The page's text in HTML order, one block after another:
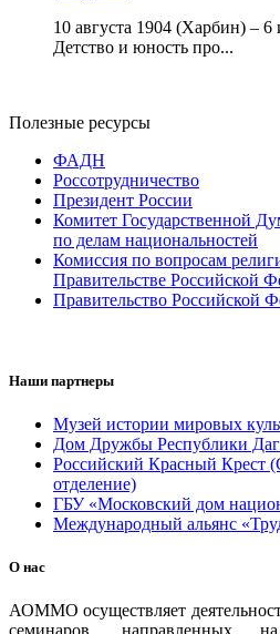
10 августа 1904 (Харбин) –
Детство и юность про...
Полезные ресурсы
ФАДН
Россотрудничество
Президент России
Комитет Государственной
по делам национальностей
Комиссия по вопросам
Правительстве Российской
Правительство Российской
Наши партнеры
Музей истории мировых
Дом Дружбы Республики
Российский Красный Крест
отделение)
ГБУ «Московский дом
Международный альянс
О нас
АОММО осуществляет